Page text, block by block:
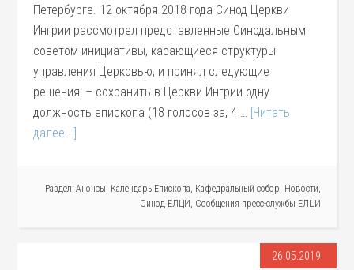
Петербурге. 12 октября 2018 года Синод Церкви
Ингрии рассмотрел представленные Синодальным
советом инициативы, касающиеся структуры
управления Церковью, и принял следующие
решения: – сохранить в Церкви Ингрии одну
должность епископа (18 голосов за, 4 … [Читать
далее...]
Раздел: Анонсы, Календарь Епископа, Кафедральный собор, Новости,
Синод ЕЛЦИ , Сообщения пресс-службы ЕЛЦИ
26.05.2019